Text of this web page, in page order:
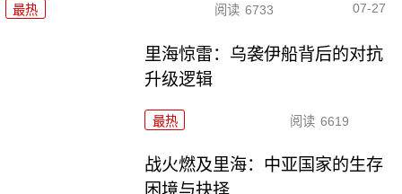
最热 阅读 6733 07-27
里海惊雷：乌袭伊船背后的对抗
升级逻辑
最热 阅读 6619
战火燃及里海：中亚国家的生存